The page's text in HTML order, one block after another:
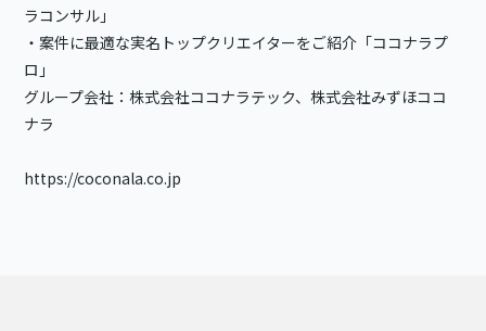
ラコンサル」
・案件に最適な実名トップクリエイターをご紹介「ココナラプ
ロ」
グループ会社：株式会社ココナラテック、株式会社みずほココ
ナラ
https://coconala.co.jp